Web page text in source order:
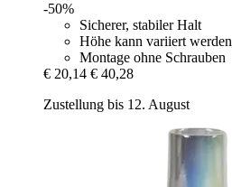
-50%
Sicherer, stabiler Halt
Höhe kann variiert werden
Montage ohne Schrauben
€ 20,14 € 40,28
Zustellung bis 12. August